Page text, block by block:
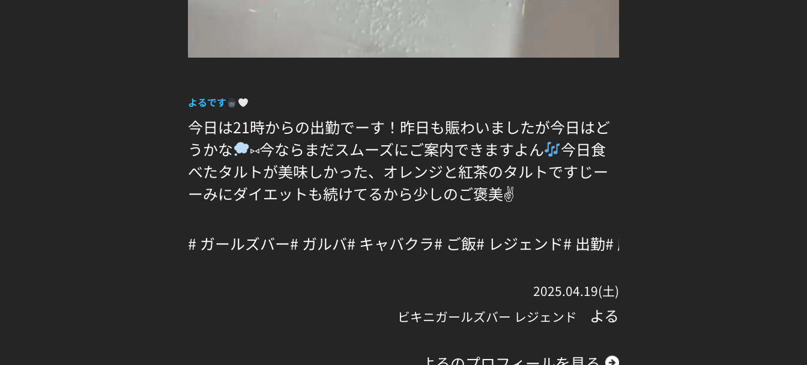
よるです
今日は21時からの出勤でーす！昨日も賑わいましたが今日はど
うかな
⑅今ならまだスムーズにご案内できますよん
今日食
べたタルトが美味しかった、オレンジと紅茶のタルトですじー
ーみにダイエットも続けてるから少しのご褒美✌
# ガールズバー# ガルバ# キャバクラ# ご飯# レジェンド# 出勤# 府中
2025.04.19(土)
ビキニガールズバー レジェンド
よる